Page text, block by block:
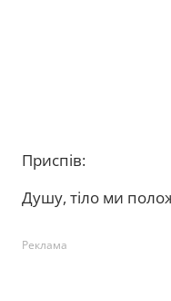
Приспів:
Душу, тіло ми
Реклама